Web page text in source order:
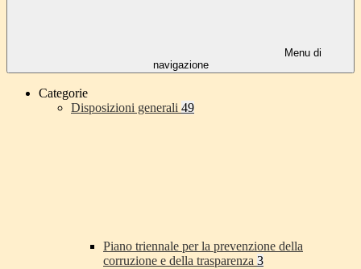
Menu di
navigazione
Categorie
Disposizioni generali 49
Piano triennale per la prevenzione della
corruzione e della trasparenza 3